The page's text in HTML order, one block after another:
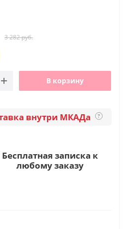
3 282 руб.
В корзину
внутри МКАДа ?
Бесплатная записка к
любому заказу